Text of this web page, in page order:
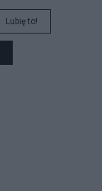
Lubię to!